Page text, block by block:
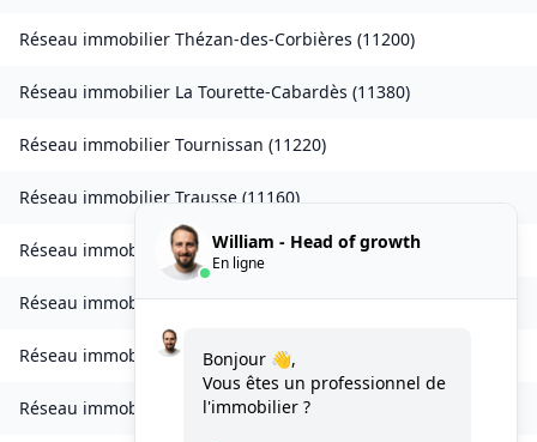
Réseau immobilier Thézan-des-Corbières (11200)
Réseau immobilier La Tourette-Cabardès (11380)
Réseau immobilier Tournissan (11220)
Réseau immobilier Trausse (11160)
Réseau immobilierTuchan(11350 )
Réseau immobilierValmigère(11580)
Réseau immobilierVentenac-en-Minervois
Réseau immobilier Verdun-en-Lauragais
William - Head of growth
En ligne
Bonjour 👋,
Vous êtes un professionnel de
l'immobilier ?